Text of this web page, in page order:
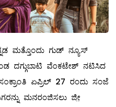
ಮತ್ತೊಂದು ಗುಡ್ ನ್ಯೂಸ್
ದಗ್ಗುಬಾಟಿ ವೆಂಕಟೇಶ್ ನಟಿಸಿದ
ಏಪ್ರಿಲ್ 27 ರಂದು ಸಂಜೆ
ಮನರಂಜಿಸಲು ಜೀ಼